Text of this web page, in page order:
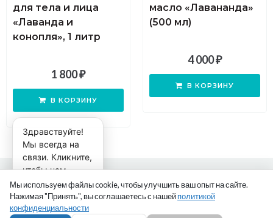
для тела и лица
«Лаванда и
конопля», 1 литр
1 800₽
В КОРЗИНУ
масло «Лавананда»
(500 мл)
4 000₽
В КОРЗИНУ
Телефон: +7(927)577-6-577
Политика конфиденциальности
Мы используем файлы cookie, чтобы улучшить ваш опыт на сайте.
Нажимая "Принять", вы соглашаетесь с нашейполитикой
конфиденциальности
Здравствуйте!
Мы всегда на
связи. Кликните,
чтобы нам
написать!